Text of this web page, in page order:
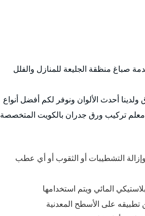
صباغ منظقة الجليعة للمنازل والفلل
أحدث الألوان ونوفر لكم أفضل أنواع
تركيب ورق جدران بالكويت المتخصصة
التشطيبات أو الثقوب أو أي عطب
المائي ويتم استخدامها
تطبيقه على الأسطح المعدنية